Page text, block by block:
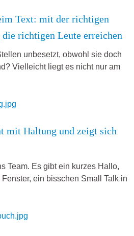
Text: mit der richtigen
die richtigen Leute erreichen
unbesetzt, obwohl sie doch
Vielleicht liegt es nicht nur am
mit Haltung und zeigt sich
Team. Es gibt ein kurzes Hallo,
ein bisschen Small Talk in